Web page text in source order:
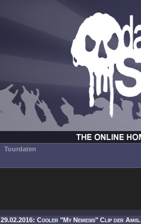
Tourdaten
29.02.2016: Cooler "My Nemesis" Clip der